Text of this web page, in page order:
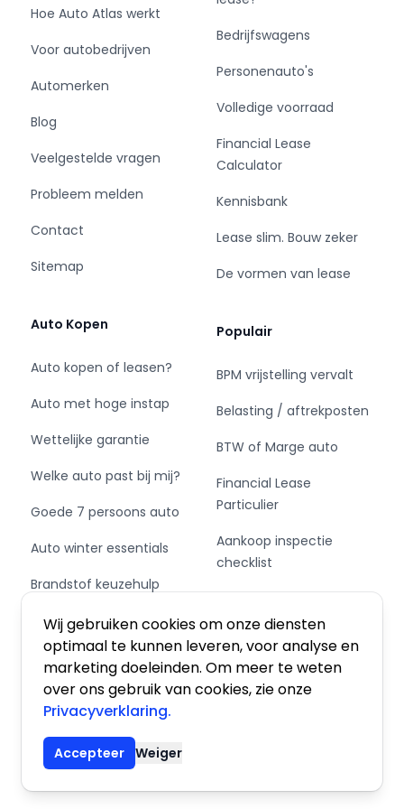
Wij gebruiken cookies om onze diensten
optimaal te kunnen leveren, voor analyse en
marketing doeleinden. Om meer te weten
over ons gebruik van cookies, zie onze
Privacyverklaring.
Accepteer Weiger
aansluit op uw specifieke wensen en budget.
Binnen ons assortiment vindt u vooraanstaande
merken zoals onder andere; Fiat, Ford, Iveco,
Mercedes-Benz, Opel, Peugeot, Renault en
Volkswagen.
Hoe Auto Atlas werkt
Voor autobedrijven
Automerken
Blog
Veelgestelde vragen
Probleem melden
Contact
Sitemap
Auto Kopen
Auto kopen of leasen?
Auto met hoge instap
Wettelijke garantie
Welke auto past bij mij?
Goede 7 persoons auto
Auto winter essentials
Brandstof keuzehulp
Schakel of automaat?
Bedrijfswagens
Personenauto's
Volledige voorraad
Financial Lease
Calculator
Kennisbank
Lease slim. Bouw zeker
De vormen van lease
Populair
BPM vrijstelling vervalt
Belasting / aftrekposten
BTW of Marge auto
Financial Lease
Particulier
Aankoop inspectie
checklist
Private Leasen,
Financieren of Kopen?
© 2026 De Auto Atlas, Inc. Alle rechten voorbehouden.